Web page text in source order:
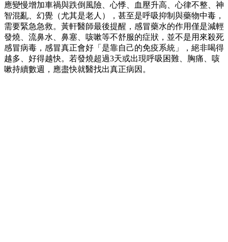
應變慢增加車禍與跌倒風險、心悸、血壓升高、心律不整、神
智混亂、幻覺（尤其是老人），甚至是呼吸抑制與藥物中毒，
需要緊急急救。黃軒醫師最後提醒，感冒藥水的作用僅是減輕
發燒、流鼻水、鼻塞、咳嗽等不舒服的症狀，並不是用來殺死
感冒病毒，感冒真正會好「是靠自己的免疫系統」，絕非喝得
越多、好得越快。若發燒超過3天或出現呼吸困難、胸痛、咳
嗽持續數週，應盡快就醫找出真正病因。